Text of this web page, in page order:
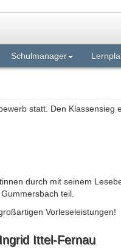
Schulmanager
statt. Den Klassensieg
durch mit seinem
teil.
Vorleseleistungen!
Ittel-Fernau